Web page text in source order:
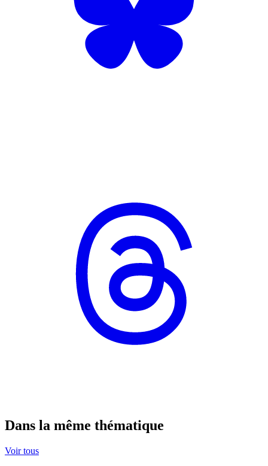
Dans la même thématique
Voir tous